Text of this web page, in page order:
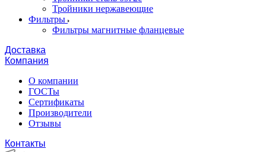
Тройники нержавеющие
Фильтры
Фильтры магнитные фланцевые
Доставка
Компания
О компании
ГОСТы
Сертификаты
Производители
Отзывы
Контакты